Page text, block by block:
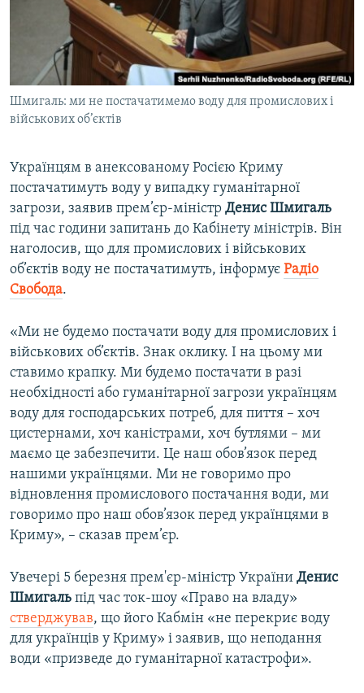
ВІДЕОУРОКИ «ELIFBE»
СВІДЧЕННЯ ОКУПАЦІЇ
УКРАЇНСЬКА ПРОБЛЕМА КРИМУ
ІНФОГРАФІКА
Qırımtatar
ДОЛУЧАЙСЯ!
Усі сайти RFE/RL
Шмигаль: ми не постачатимемо воду для промислових і
військових об’єктів
Українцям в анексованому Росією Криму
постачатимуть воду у випадку гуманітарної
загрози, заявив прем’єр-міністр Денис Шмигаль
під час години запитань до Кабінету міністрів. Він
наголосив, що для промислових і військових
об’єктів воду не постачатимуть, інформує Радіо
Свобода.
«Ми не будемо постачати воду для промислових і
військових об’єктів. Знак оклику. І на цьому ми
ставимо крапку. Ми будемо постачати в разі
необхідності або гуманітарної загрози українцям
воду для господарських потреб, для пиття – хоч
цистернами, хоч каністрами, хоч бутлями – ми
маємо це забезпечити. Це наш обов’язок перед
нашими українцями. Ми не говоримо про
відновлення промислового постачання води, ми
говоримо про наш обов’язок перед українцями в
Криму», – сказав прем’єр.
Увечері 5 березня прем'єр-міністр України Денис
Шмигаль під час ток-шоу «Право на владу»
стверджував, що його Кабмін «не перекриє воду
для українців у Криму» і заявив, що неподання
води «призведе до гуманітарної катастрофи».